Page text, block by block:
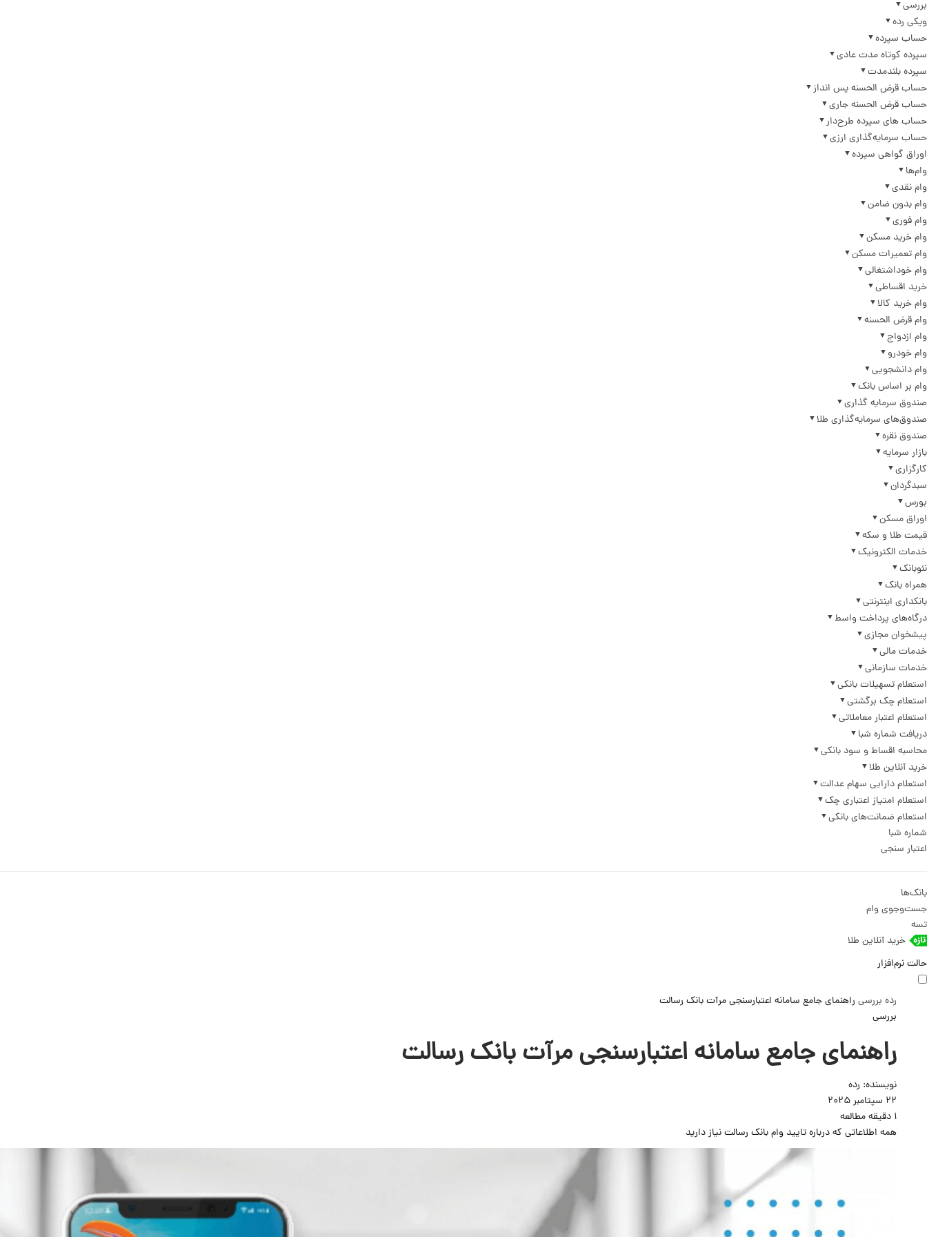
بررسی
ویکی رده
حساب سپرده
سپرده کوتاه مدت عادی
سپرده بلندمدت
حساب قرض الحسنه پس انداز
حساب قرض الحسنه جاری
حساب های سپرده طرح‌دار
حساب سرمایه‌گذاری ارزی
اوراق گواهی سپرده
وام‌ها
وام نقدی
وام بدون ضامن
وام فوری
وام خرید مسکن
وام تعمیرات مسکن
وام خوداشتغالی
خرید اقساطی
وام خرید کالا
وام قرض الحسنه
وام ازدواج
وام خودرو
وام دانشجویی
وام بر اساس بانک
صندوق سرمایه گذاری
صندوق‌های سرمایه‌گذاری طلا
صندوق نقره
بازار سرمایه
کارگزاری
سبدگردان
بورس
اوراق مسکن
قیمت طلا و سکه
خدمات الکترونیک
نئوبانک
همراه بانک
بانکداری اینترنتی
درگاه‌های پرداخت واسط
پیشخوان مجازی
خدمات مالی
خدمات سازمانی
استعلام تسهیلات بانکی
استعلام چک برگشتی
استعلام اعتبار معاملاتی
دریافت شماره شبا
محاسبه اقساط و سود بانکی
خرید آنلاین طلا
استعلام دارایی سهام عدالت
استعلام امتیاز اعتباری چک
استعلام ضمانت‌های بانکی
شماره شبا
اعتبار سنجی
بانک‌ها
جست‌وجوی وام
تسه
خرید آنلاین طلا
حالت نرم‌افزار
رده بررسی راهنمای جامع سامانه اعتبارسنجی مرآت بانک رسالت
بررسی
راهنمای جامع سامانه اعتبارسنجی مرآت بانک رسالت
نویسنده: رده
22 سپتامبر 2025
1 دقیقه مطالعه
همه اطلاعاتی که درباره تایید وام بانک رسالت نیاز دارید